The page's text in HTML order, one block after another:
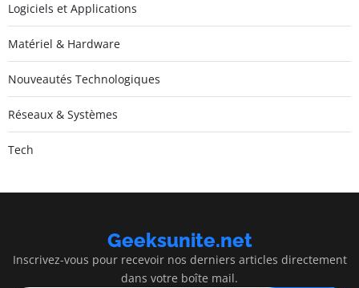
Logiciels et Applications
Matériel & Hardware
Nouveautés Technologiques
Réseaux & Systèmes
Tech
Geeksunite.net
Inscrivez-vous pour recevoir nos derniers articles directement
dans votre boîte mail.